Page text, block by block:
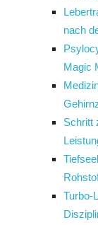
nach
Magic
Schritt
Turbo-